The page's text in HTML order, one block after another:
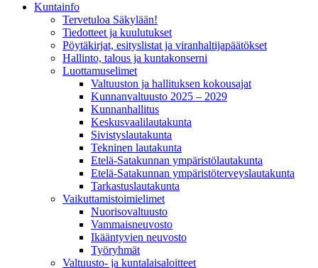
Kunta­info
Tervetuloa Säkylään!
Tiedotteet ja kuulutukset
Pöytäkirjat, esityslistat ja viranhaltijapäätökset
Hallinto, talous ja kuntakonserni
Luottamuselimet
Valtuuston ja hallituksen kokousajat
Kunnanvaltuusto 2025 – 2029
Kunnanhallitus
Keskusvaalilautakunta
Sivistyslautakunta
Tekninen lautakunta
Etelä-Satakunnan ympäristölautakunta
Etelä-Satakunnan ympäristöterveyslautakunta
Tarkastuslautakunta
Vaikuttamistoimielimet
Nuorisovaltuusto
Vammaisneuvosto
Ikääntyvien neuvosto
Työryhmät
Valtuusto- ja kuntalaisaloitteet